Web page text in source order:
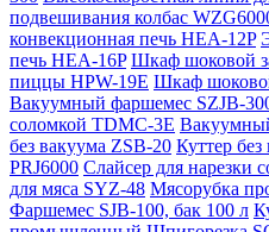
подвешивания колбас
конвекционная печь HEA-12P
печь HEA-16P Шкаф шоковой
пиццы HPW-19E Шкаф
Вакуумный фаршемес SZJB-
соломкой TDMC-3E
без вакуума ZSB-20 Куттер
PRJ6000 Слайсер для нарезки
для мяса SYZ-48 Мясорубка
Фаршемес SJB-100, бак 100 л